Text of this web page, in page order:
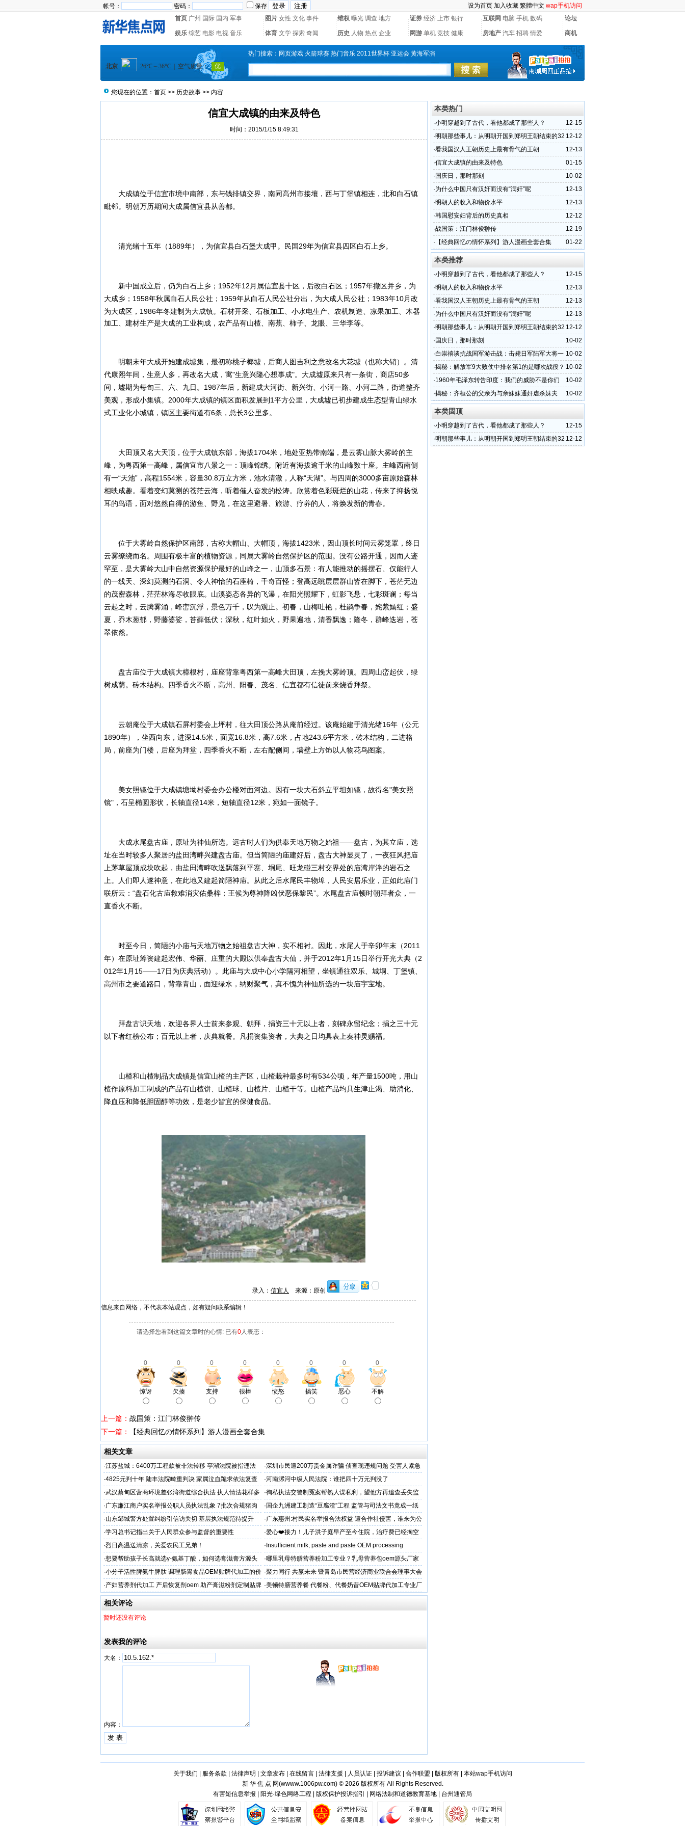
帐号： 密码： 保存 设为首页 加入收藏 繁體中文 wap手机访问
首页 广州 国际 国内 军事 图片 女性 文化 事件 维权 曝光 调查 地方 证券 经济 上市 银行 互联网 电脑 手机 数码 论坛
娱乐 综艺 电影 电视 音乐 体育 文学 探索 奇闻 历史 人物 热点 企业 网游 单机 竞技 健康 房地产 汽车 招聘 情爱 商机
热门搜索： 网页游戏 火箭球赛 热门音乐 2011世界杯 亚运会 黄海军演
您现在的位置： 首页 >> 历史故事 >> 内容
信宜大成镇的由来及特色
时间：2015/1/15 8:49:31
大成镇位于信宜市境中南部，东与钱排镇交界，南同高州市接壤，西与丁堡镇相连，北和白石镇
毗邻。明朝万历期间大成属信宜县从善都。
清光绪十五年（1889年），为信宜县白石堡大成甲。 民国29年为信宜县四区白石上乡。
新中国成立后，仍为白石上乡；1952年12月属信宜县十区，后改白石区；1957年撤区并乡，为
大成乡；1958年秋属白石人民公社；1959年从白石人民公社分出，为大成人民公社；1983年10月改
为大成区，1986年冬建制为大成镇。 石材开采、石板加工、小水电生产、农机制造、凉果加工、木器
加工、建材生产是大成的工业构成，农产品有山楂、南蕉、柿子、龙眼、三华李等。
明朝末年大成开始建成墟集，最初称桃子榔墟，后商人图吉利之意改名大花墟（也称大销）。清
代康熙年间，生意人多，再改名大成，寓"生意兴隆心想事成"。大成墟原来只有一条街，商店50多
间，墟期为每旬三、六、九日。1987年后，新建成大河街、新兴街、小河一路、小河二路，街道整齐
美观，形成小集镇。2000年大成镇的镇区面积发展到1平方公里，大成墟已初步建成生态型青山绿水
式工业化小城镇，镇区主要街道有6条，总长3公里多。
大田顶又名大天顶，位于大成镇东部，海拔1704米，地处亚热带南端，是云雾山脉大雾岭的主
峰，为粤西第一高峰，属信宜市八景之一：顶峰锦绣。附近有海拔逾千米的山峰数十座。主峰西南侧
有一“天池”，高程1554米，容量30.8万立方米，池水清澈，人称“天湖”。与四周的3000多亩原始森林
相映成趣。看着变幻莫测的苍茫云海，听着催人奋发的松涛。欣赏着色彩斑烂的山花，传来了抑扬悦
耳的鸟语，面对悠然自得的游鱼、野凫，在这里避暑、旅游、疗养的人，将焕发新的青春。
位于大雾岭自然保护区南部，古称大帽山、大帽顶，海拔1423米，因山顶长时间云雾笼罩，终日
云雾缭绕而名。周围有极丰富的植物资源，同属大雾岭自然保护区的范围。没有公路开通，因而人迹
罕至，是大雾岭大山中自然资源保护最好的山峰之一，山顶多石景：有人能推动的摇摆石、仅能行人
的一线天、深幻莫测的石洞、令人神怡的石座椅，千奇百怪；登高远眺层层群山皆在脚下，苍茫无边
的茂密森林，茫茫林海尽收眼底。山溪姿态各异的飞瀑，在阳光照耀下，虹影飞悬，七彩斑谰；每当
云起之时，云腾雾涌，峰峦沉浮，景色万千，叹为观止。初春，山梅吐艳，杜鹃争春，姹紫嫣红；盛
夏，乔木葱郁，野藤婆娑，苔藓低伏；深秋，红叶如火，野果遍地，清香飘逸；隆冬，群峰迭岩，苍
翠依然。
盘古庙位于大成镇大樟根村，庙座背靠粤西第一高峰大田顶，左挽大雾岭顶。四周山峦起伏，绿
树成荫。砖木结构。四季香火不断，高州、阳春、茂名、信宜都有信徒前来烧香拜祭。
云朝庵位于大成镇石屏村委会上坪村，往大田顶公路从庵前经过。该庵始建于清光绪16年（公元
1890年），坐西向东，进深14.5米，面宽16.8米，高7.6米，占地243.6平方米，砖木结构，二进格
局，前座为门楼，后座为拜堂，四季香火不断，左右配侧间，墙壁上方饰以人物花鸟图案。
美女照镜位于大成镇塘坳村委会办公楼对面河边。因有一块大石斜立平坦如镜，故得名"美女照
镜"，石呈椭圆形状，长轴直径14米，短轴直径12米，宛如一面镜子。
大成水尾盘古庙，原址为神仙所选。远古时人们为供奉天地万物之始祖——盘古，为其立庙，选
址在当时较多人聚居的盐田湾畔兴建盘古庙。但当简陋的庙建好后，盘古大神显灵了，一夜狂风把庙
上茅草屋顶成块吹起，由盐田湾畔吹送飘落到平寨、垌尾、旺龙碰三村交界处的庙湾岸泮的岩石之
上。人们即人遂神意，在此地又建起简陋神庙。从此之后水尾民丰物埠，人民安居乐业，正如此庙门
联所云：“盘石化古庙救难消灾佑桑梓；王候为尊神降凶伏恶保黎民”。水尾盘古庙顿时朝拜者众，一
直香火不断。
时至今日，简陋的小庙与天地万物之始祖盘古大神，实不相衬。因此，水尾人于辛卯年末（2011
年）在原址筹资建起宏伟、华丽、庄重的大殿以供奉盘古大仙，并于2012年1月15日举行开光大典（2
012年1月15——17日为庆典活动）。此庙与大成中心小学隔河相望，坐镇通往双乐、城垌、丁堡镇、
高州市之要道路口，背靠青山，面迎绿水，纳财聚气，真不愧为神仙所选的一块庙宇宝地。
拜盘古识天地，欢迎各界人士前来参观、朝拜，捐资三十元以上者，刻碑永留纪念；捐之三十元
以下者红榜公布；百元以上者，庆典就餐。凡捐资集资者，大典之日均具表上奏神灵赐福。
山楂和山楂制品大成镇是信宜山楂的主产区，山楂栽种最多时有534公顷，年产量1500吨，用山
楂作原料加工制成的产品有山楂饼、山楂球、山楂片、山楂干等。山楂产品均具生津止渴、助消化、
降血压和降低胆固醇等功效，是老少皆宜的保健食品。
录入： 信宜人 来源：原创
信息来自网络，不代表本站观点，如有疑问联系编辑！
请选择您看到这篇文章时的心情: 已有0人表态：
0 0 0 0 0 0 0 0
惊讶 欠揍 支持 很棒 愤怒 搞笑 恶心 不解
上一篇： 战国策：江门林俊翀传
下一篇：
【经典回忆の情怀系列】游人漫画全套合集
相关文章
·江苏盐城：6400万工程款被非法转移 亭湖法院被指违法
后拒不纠错
·深圳市民遭200万贵金属诈骗 侦查现违规问题 受害人紧急
呼吁督办纠偏
·4825元判十年 陆丰法院畸重判决 家属泣血跪求依法复查 ·河南漯河中级人民法院：谁把四十万元判没了
·武汉蔡甸区营商环境差张湾街道综合执法 执人情法花样多
沦为恶意竞争的工具
·徇私执法交警制冤案帮熟人谋私利，望他方再追查丢失监
控还我清白
·广东廉江商户实名举报公职人员执法乱象 7批次合规猪肉
遭违法查扣 市场垄断与利益输送疑云重重
· 国企九洲建工制造“豆腐渣”工程 监管与司法文书竟成一纸
空文
·山东邹城警方处置纠纷引信访关切 基层执法规范待提升 ·广东惠州:村民实名举报合法权益 遭合作社侵害，谁来为公
平兜底？
·学习总书记指出关于人民群众参与监督的重要性 ·爱心❤️接力！儿子洪子庭早产至今住院，治疗费已经掏空
家庭，恳请好心人帮助！
·烈日高温送清凉，关爱农民工兄弟！ · Insufficient milk, paste and paste OEM processing
·想要帮助孩子长高就选γ-氨基丁酸，如何选膏滋膏方源头
工厂？
·哪里乳母特膳营养粉加工专业？乳母营养包oem源头厂家
·小分子活性脾氨牛脾肽 调理肠胃食品OEM贴牌代加工的价
格
·聚力同行 共赢未来 暨青岛市民营经济商业联合会理事大会
·产妇营养剂代加工 产后恢复剂oem 助产膏滋粉剂定制贴牌
厂
·美顿特膳营养餐 代餐粉、代餐奶昔OEM贴牌代加工专业厂
家
相关评论
暂时还没有评论
发表我的评论
大名：
内容：
本类热门
12-15
·小明穿越到了古代，看他都成了那些人？
12-12
·明朝那些事儿：从明朝开国到郑明王朝结束的32
5年
12-13
·看我国汉人王朝历史上最有骨气的王朝
01-15
·信宜大成镇的由来及特色
10-02
· 国庆日，那时那刻
12-13
·为什么中国只有汉奸而没有“满奸”呢
12-13
·明朝人的收入和物价水平
12-12
·韩国慰安妇背后的历史真相
12-19
·战国策：江门林俊翀传
01-22
· 【经典回忆の情怀系列】游人漫画全套合集
本类推荐
12-15
·小明穿越到了古代，看他都成了那些人？
12-13
·明朝人的收入和物价水平
12-13
·看我国汉人王朝历史上最有骨气的王朝
12-13
·为什么中国只有汉奸而没有“满奸”呢
12-12
·明朝那些事儿：从明朝开国到郑明王朝结束的32
5年
10-02
· 国庆日，那时那刻
10-02
·白崇禧谈抗战国军游击战：击毙日军陆军大将一
名
10-02
·揭秘：解放军9大败仗中排名第1的是哪次战役？
10-02
·1960年毛泽东转告印度：我们的威胁不是你们
10-02
·揭秘：齐桓公的父亲为与亲妹妹通奸虐杀妹夫
本类固顶
12-15
·小明穿越到了古代，看他都成了那些人？
12-12
·明朝那些事儿：从明朝开国到郑明王朝结束的32
关于我们 服务条款 法律声明 文章发布| 在线留言| 法律支援 人员认证| 投诉建议 合作联盟 版权所有| 本站wap手机访问
新 华 焦 点 网(wwww.1006pw.com) © 2026 版权所有 All Rights Reserved.
有害短信息举报 | 阳光·绿色网络工程 | 版权保护投诉指引 | 网络法制和道德教育基地 | 台州通管局